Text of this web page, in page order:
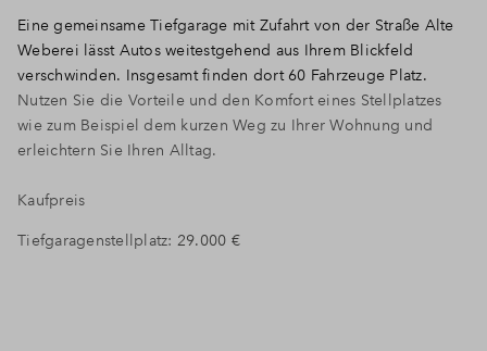
Eine gemeinsame Tiefgarage mit Zufahrt von der Straße Alte
Weberei lässt Autos weitestgehend aus Ihrem Blickfeld
verschwinden. Insgesamt finden dort 60 Fahrzeuge Platz.
Nutzen Sie die Vorteile und den Komfort eines Stellplatzes
wie zum Beispiel dem kurzen Weg zu Ihrer Wohnung und
erleichtern Sie Ihren Alltag.
Kaufpreis
Tiefgaragenstellplatz: 29.000 €